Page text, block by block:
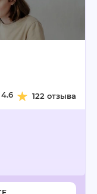
4.6 122 отзыва